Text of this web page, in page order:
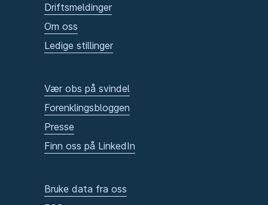
Driftsmeldinger
Om oss
Ledige stillinger
Vær obs på svindel
Forenklingsbloggen
Presse
Finn oss på LinkedIn
Bruke data fra oss